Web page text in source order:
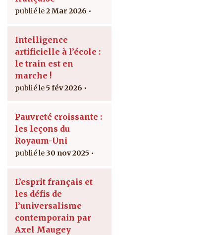
2 Mar 2026
Intelligence
artificielle à l’école :
le train est en
marche !
5 fév 2026
Pauvreté croissante :
les leçons du
Royaum-Uni
30 nov 2025
L’esprit français et
les défis de
l’universalisme
contemporain par
Axel Maugey